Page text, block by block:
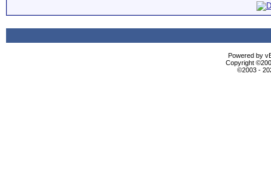
Powered by
Copyright
©2003 -